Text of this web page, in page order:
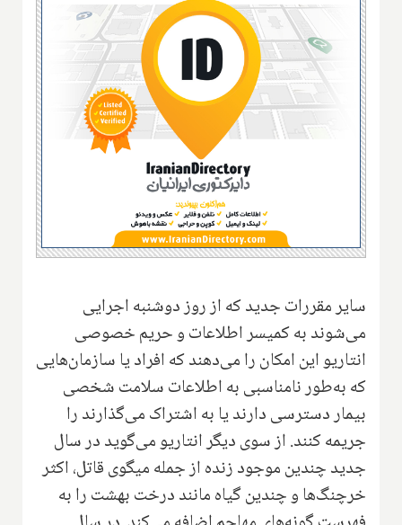
سایر مقررات جدید که از روز دوشنبه اجرایی
می‌شوند به کمیسر اطلاعات و حریم خصوصی
انتاریو این امکان را می‌دهند که افراد یا سازمان‌هایی
که به‌طور نامناسبی به اطلاعات سلامت شخصی
بیمار دسترسی دارند یا به اشتراک می‌گذارند را
جریمه کنند. از سوی دیگر انتاریو می‌گوید در سال
جدید چندین موجود زنده از جمله میگوی قاتل، اکثر
خرچنگ‌ها و چندین گیاه مانند درخت بهشت را به